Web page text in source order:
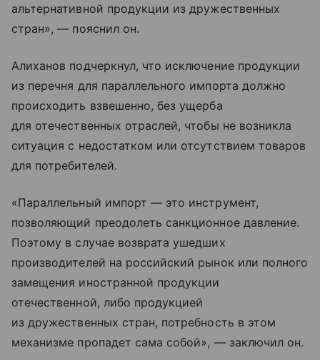
альтернативной продукции из дружественных
стран», — пояснил он.
Алиханов подчеркнул, что исключение продукции
из перечня для параллельного импорта должно
происходить взвешенно, без ущерба
для отечественных отраслей, чтобы не возникла
ситуация с недостатком или отсутствием товаров
для потребителей.
«Параллельный импорт — это инструмент,
позволяющий преодолеть санкционное давление.
Поэтому в случае возврата ушедших
производителей на российский рынок или полного
замещения иностранной продукции
отечественной, либо продукцией
из дружественных стран, потребность в этом
механизме пропадет сама собой», — заключил он.